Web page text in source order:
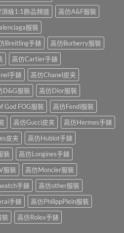
級1:1飾品頻道
高仿A&F服裝
服裝
Breitling手錶
高仿Burberry服裝
高仿Cartier手錶
手錶
高仿Chanel皮夹
D&G服裝
高仿Dior服裝
God FOG服裝
高仿Fendi服裝
高仿Gucci皮夹
高仿Hermes手錶
皮夹
高仿Hublot手錶
裝
高仿Longines手錶
服裝
高仿Moncler服裝
手錶
高仿other服裝
手錶
高仿PhilippPlein服裝
裝
高仿Rolex手錶